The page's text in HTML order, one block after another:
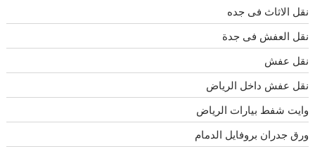
نقل الاثاث فى جده
نقل العفش فى جدة
نقل عفش
نقل عفش داخل الرياض
وايت شفط بيارات الرياض
ورق جدران بروفايل الدمام